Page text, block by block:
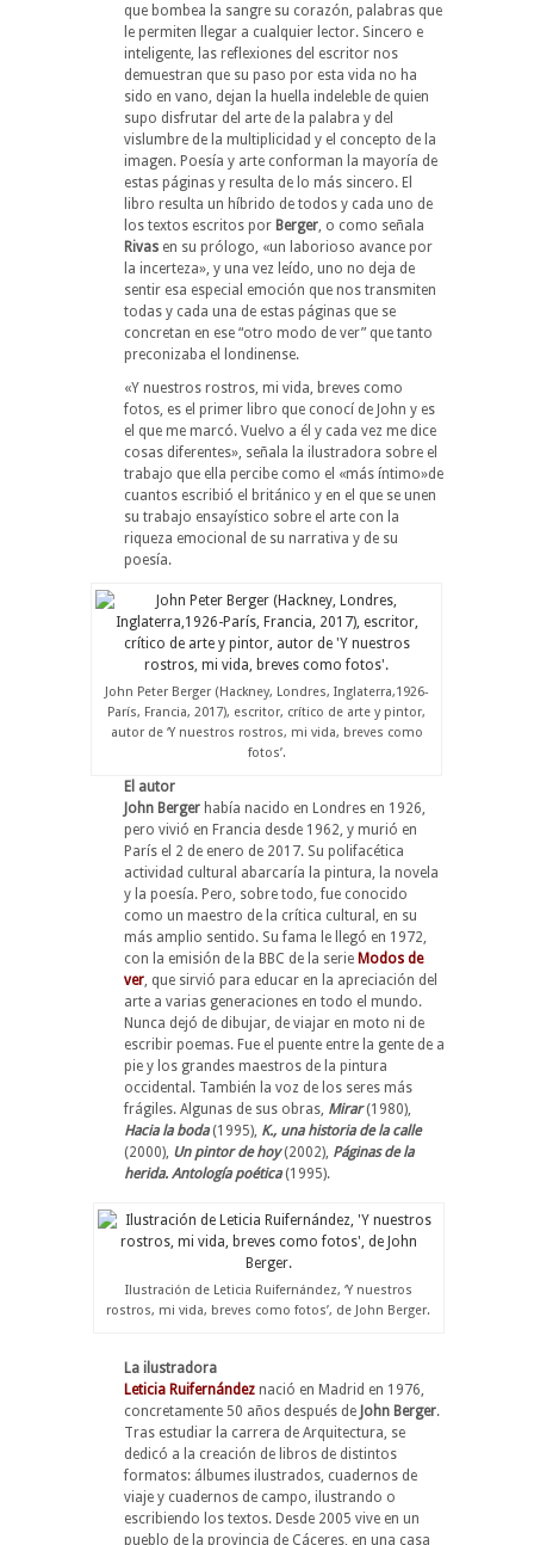
que bombea la sangre su corazón, palabras que
le permiten llegar a cualquier lector. Sincero e
inteligente, las reflexiones del escritor nos
demuestran que su paso por esta vida no ha
sido en vano, dejan la huella indeleble de quien
supo disfrutar del arte de la palabra y del
vislumbre de la multiplicidad y el concepto de la
imagen. Poesía y arte conforman la mayoría de
estas páginas y resulta de lo más sincero. El
libro resulta un híbrido de todos y cada uno de
los textos escritos por Berger , o como señala
Rivas en su prólogo, «un laborioso avance por
la incerteza», y una vez leído, uno no deja de
sentir esa especial emoción que nos transmiten
todas y cada una de estas páginas que se
concretan en ese “otro modo de ver” que tanto
preconizaba el londinense.
«Y nuestros rostros, mi vida, breves como
fotos, es el primer libro que conocí de John y es
el que me marcó. Vuelvo a él y cada vez me dice
cosas diferentes», señala la ilustradora sobre el
trabajo que ella percibe como el «más íntimo»de
cuantos escribió el británico y en el que se unen
su trabajo ensayístico sobre el arte con la
riqueza emocional de su narrativa y de su
poesía.
John Peter Berger (Hackney, Londres, Inglaterra,1926-
París, Francia, 2017), escritor, crítico de arte y pintor,
autor de ‘Y nuestros rostros, mi vida, breves como
fotos’.
El autor
John Berger había nacido en Londres en 1926,
pero vivió en Francia desde 1962, y murió en
París el 2 de enero de 2017. Su polifacética
actividad cultural abarcaría la pintura, la novela
y la poesía. Pero, sobre todo, fue conocido
como un maestro de la crítica cultural, en su
más amplio sentido. Su fama le llegó en 1972,
con la emisión de la BBC de la serie Modos de
ver , que sirvió para educar en la apreciación del
arte a varias generaciones en todo el mundo.
Nunca dejó de dibujar, de viajar en moto ni de
escribir poemas. Fue el puente entre la gente de a
pie y los grandes maestros de la pintura
occidental. También la voz de los seres más
frágiles. Algunas de sus obras, Mirar (1980),
Hacia la boda(1995), K., una historia de la calle
(2000), Un pintor de hoy(2002), Páginas de la
herida. Antología poética(1995).
Ilustración de Leticia Ruifernández, ‘Y nuestros
rostros, mi vida, breves como fotos’, de John Berger.
La ilustradora
Leticia Ruifernández nació en Madrid en 1976,
concretamente 50 años después de John Berger.
Tras estudiar la carrera de Arquitectura, se
dedicó a la creación de libros de distintos
formatos: álbumes ilustrados, cuadernos de
viaje y cuadernos de campo, ilustrando o
escribiendo los textos. Desde 2005 vive en un
pueblo de la provincia de Cáceres, en una casa